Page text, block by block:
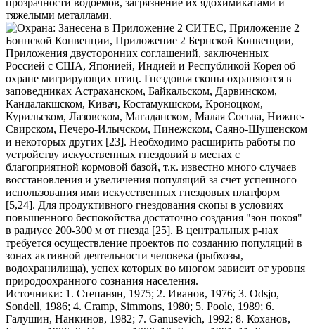
прозрачности водоемов, загрязнение их ядохимикатами и
тяжелыми металлами.
Охрана: Занесена в Приложение 2 СИТЕС, Приложение 2
Боннской Конвенции, Приложение 2 Бернской Конвенции,
Приложения двусторонних соглашений, заключенных
Россией с США, Японией, Индией и Республикой Корея об
охране мигрирующих птиц. Гнездовья скопы охраняются в
заповедниках Астраханском, Байкальском, Дарвинском,
Кандалакшском, Кивач, Костамукшском, Кроноцком,
Курильском, Лазовском, Магаданском, Малая Сосьва, Нижне-
Свирском, Печеро-Илычском, Пинежском, Саяно-Шушенском
и некоторых других [23]. Необходимо расширить работы по
устройству искусственных гнездовий в местах с
благоприятной кормовой базой, т.к. известно много случаев
восстановления и увеличения популяций за счет успешного
использования ими искусственных гнездовых платформ
[5,24]. Для продуктивного гнездования скопы в условиях
повышенного беспокойства достаточно создания "зон покоя"
в радиусе 200-300 м от гнезда [25]. В центральных р-нах
требуется осуществление проектов по созданию популяций в
зонах активной деятельности человека (рыбхозы,
водохранилища), успех которых во многом зависит от уровня
природоохранного сознания населения.
Источники: 1. Степанян, 1975; 2. Иванов, 1976; 3. Odsjo,
Sondell, 1986; 4. Cramp, Simmons, 1980; 5. Poole, 1989; 6.
Галушин, Нанкинов, 1982; 7. Ganusevich, 1992; 8. Коханов,